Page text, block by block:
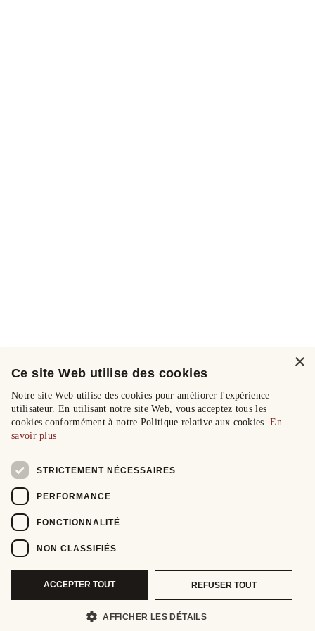
×
Ce site Web utilise des cookies
Notre site Web utilise des cookies pour améliorer l'expérience
utilisateur. En utilisant notre site Web, vous acceptez tous les
cookies conformément à notre Politique relative aux cookies.En
savoir plus
STRICTEMENT NÉCESSAIRES
PERFORMANCE
FONCTIONNALITÉ
NON CLASSIFIÉS
ACCEPTER TOUT REFUSER TOUT
AFFICHER LES DÉTAILS